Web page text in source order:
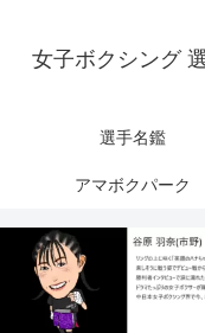
女子ボクシング
選手名鑑
アマボクパーク